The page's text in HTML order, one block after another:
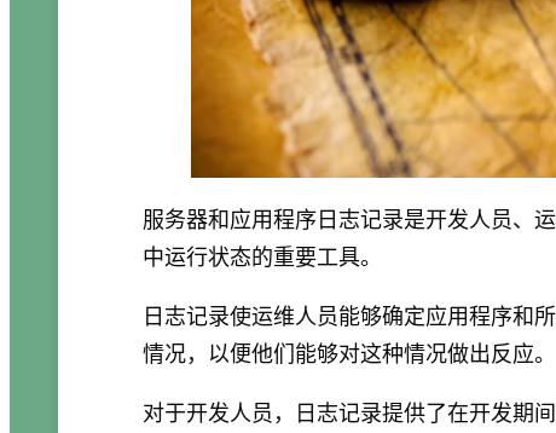
服务器和应用程序日志记录是开发人员、
中运行状态的重要工具。
日志记录使运维人员能够确定应用程序和
情况，以便他们能够对这种情况做出反应。
对于开发人员，日志记录提供了在开发期